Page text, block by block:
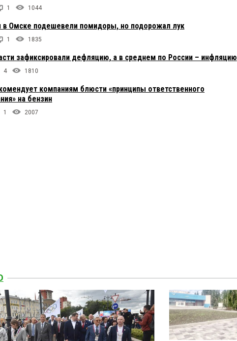
1 1044
в Омске подешевели помидоры, но подорожал лук
1 1835
зафиксировали дефляцию, а в среднем по России – инфляцию
4 1810
компаниям блюсти «принципы ответственного
на бензин
1 2007